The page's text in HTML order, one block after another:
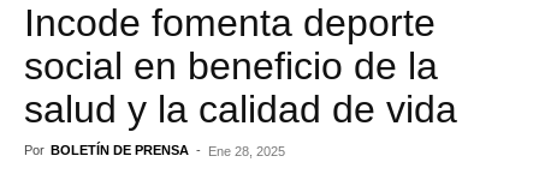
Incode fomenta deporte
social en beneficio de la
salud y la calidad de vida
Por BOLETÍN DE PRENSA - Ene 28, 2025